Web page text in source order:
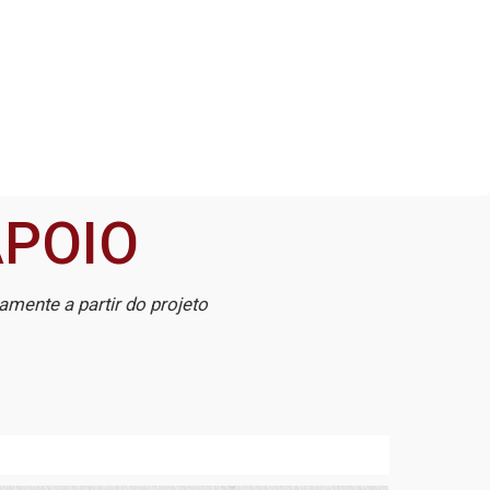
a partir do projeto